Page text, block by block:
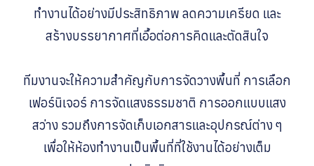
ทำงานได้อย่างมีประสิทธิภาพ ลดความเครียด และ
สร้างบรรยากาศที่เอื้อต่อการคิดและตัดสินใจ
ทีมงานจะให้ความสำคัญกับการจัดวางพื้นที่ การเลือก
เฟอร์นิเจอร์ การจัดแสงธรรมชาติ การออกแบบแสง
สว่าง รวมถึงการจัดเก็บเอกสารและอุปกรณ์ต่าง ๆ
เพื่อให้ห้องทำงานเป็นพื้นที่ที่ใช้งานได้อย่างเต็ม